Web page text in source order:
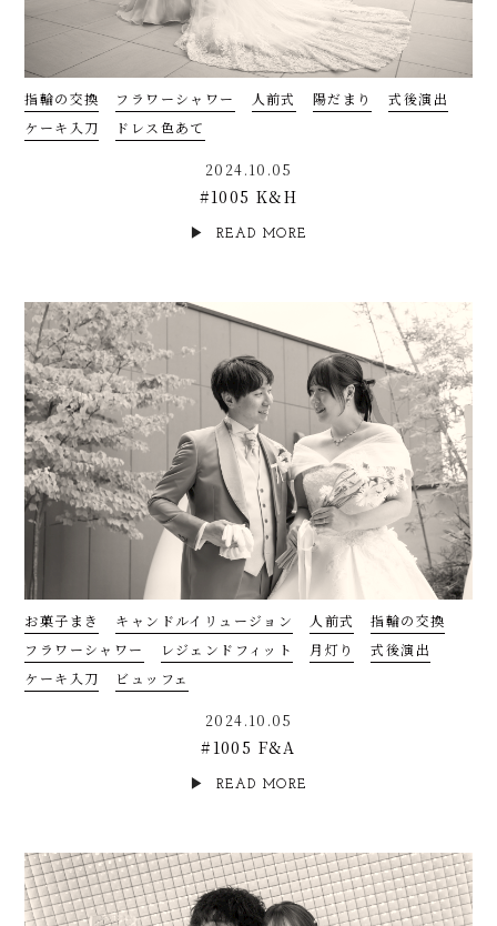
指輪の交換 フラワーシャワー 人前式 陽だまり
式後演出
ケーキ入刀
ドレス色あて
2024.10.05
#1005 K&H
READ MORE
お菓子まき キャンドルイリュージョン 人前式
指輪の交換
フラワーシャワー
レジェンドフィット 月灯り
式後演出
ケーキ入刀
ビュッフェ
2024.10.05
#1005 F&A
READ MORE